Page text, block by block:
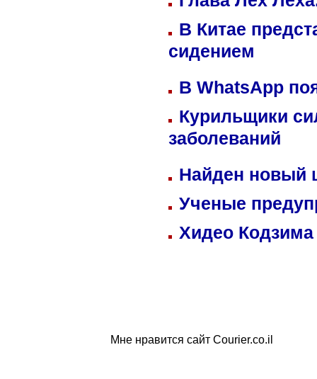
В Китае
сидением
В WhatsApp
Курильщики
заболеваний
Найден
Ученые
Хидео
Мне нравится сайт Courier.co.il